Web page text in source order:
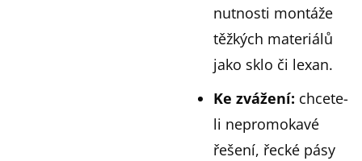
nutnosti montáže
těžkých materiálů
jako sklo či lexan.
Ke zvážení: chcete-
li nepromokavé
řešení, řecké pásy